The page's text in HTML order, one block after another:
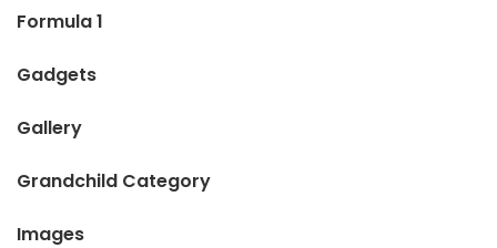
Formula 1
Gadgets
Gallery
Grandchild Category
Images